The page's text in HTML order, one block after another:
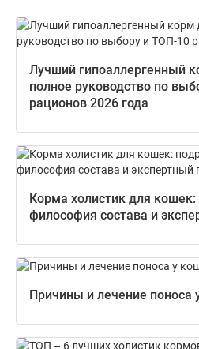
Лучший гипоаллергенный
полное руководство по
рационов 2026 года
Корма холистик для
философия состава и
Причины и лечение поноса